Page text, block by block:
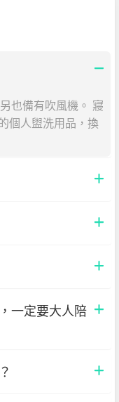
也備有吹風機。 寢
個人盥洗用品，換
一定要大人陪